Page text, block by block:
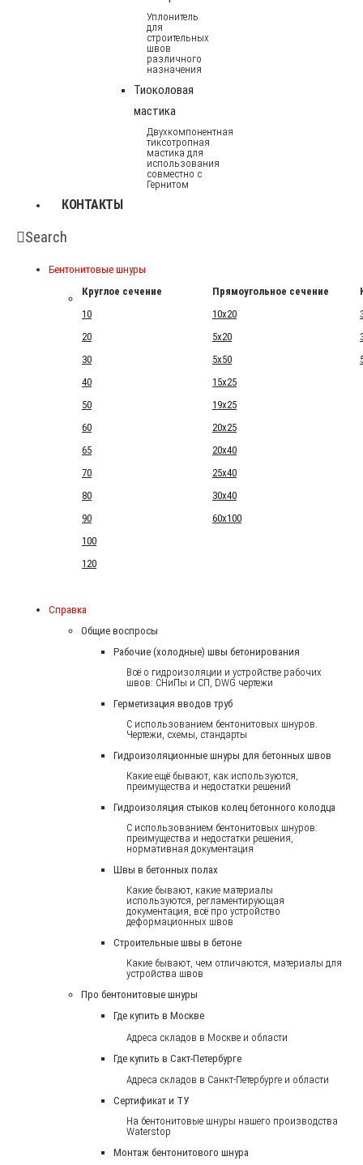
Уплонитель
для
строительных
швов
различного
назначения
Тиоколовая
мастика
Двухкомпонентная
тиксотропная
мастика для
использования
совместно с
Гернитом
КОНТАКТЫ
Search
Бентонитовые шнуры
Круглое сечение
Прямоугольное сечение
10
10x20
20
5x20
30
5x50
40
15x25
50
19x25
60
20x25
65
20x40
70
25x40
80
30x40
90
60x100
100
120
Справка
Общие воспросы
Рабочие (холодные) швы бетонирования
Всё о гидроизоляции и устройстве рабочих
швов: СНиПы и СП, DWG чертежи
Герметизация вводов труб
С использованием бентонитовых шнуров.
Чертежи, схемы, стандарты
Гидроизоляционные шнуры для бетонных швов
Какие ещё бывают, как используются,
преимущества и недостатки решений
Гидроизоляция стыков колец бетонного колодца
С использованием бентонитовых шнуров:
преимущества и недостатки решения,
нормативная документация
Швы в бетонных полах
Какие бывают, какие материалы
используются, регламентирующая
документация, всё про устройство
деформационных швов
Строительные швы в бетоне
Какие бывают, чем отличаются, материалы для
устройства швов
Про бентонитовые шнуры
Где купить в Москве
Адреса складов в Москве и области
Где купить в Сакт-Петербурге
Адреса складов в Санкт-Петербурге и области
Сертификат и ТУ
На бентонитовые шнуры нашего производства
Waterstop
Монтаж бентонитового шнура